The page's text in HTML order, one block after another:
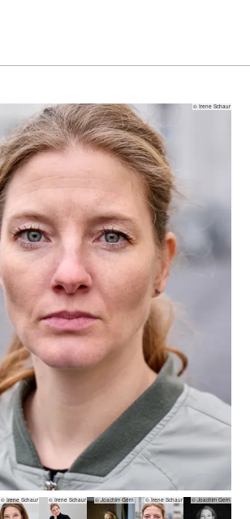
© Irene Schaur
© Irene Schaur © Irene Schaur © Joachim Gern © Irene Schaur © Joachim Gern